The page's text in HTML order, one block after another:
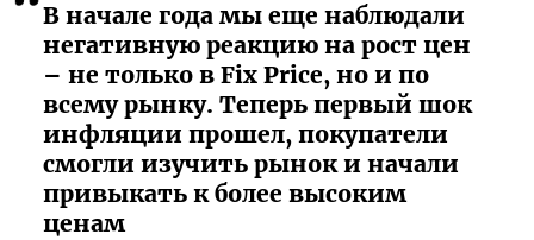
В начале года мы еще наблюдали
негативную реакцию на рост цен
– не только в Fix Price, но и по
всему рынку. Теперь первый шок
инфляции прошел, покупатели
смогли изучить рынок и начали
привыкать к более высоким
ценам